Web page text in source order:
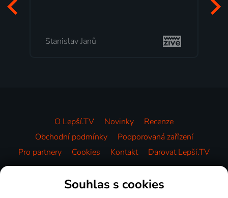
Stanislav Janů
O Lepší.TV Novinky
Recenze
Obchodní podmínky
Podporovaná zařízení
Pro partnery
Cookies Kontakt Darovat Lepší.TV
Videotéka
Souhlas s cookies